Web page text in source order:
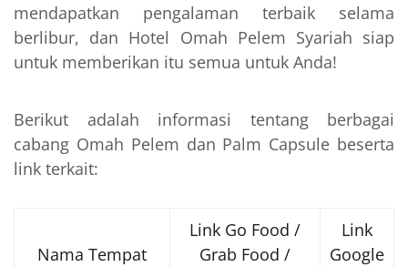
mendapatkan pengalaman terbaik selama
berlibur, dan Hotel Omah Pelem Syariah siap
untuk memberikan itu semua untuk Anda!
Berikut adalah informasi tentang berbagai
cabang Omah Pelem dan Palm Capsule beserta
link terkait:
Nama Tempat
Link Go Food /
Grab Food /
Link
Google